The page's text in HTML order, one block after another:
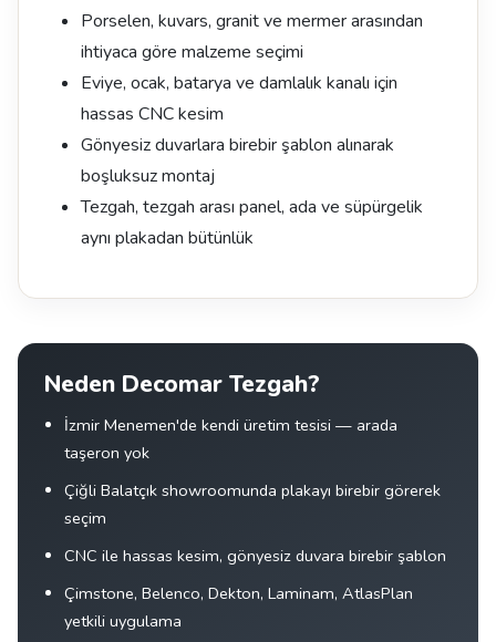
Porselen, kuvars, granit ve mermer arasından
ihtiyaca göre malzeme seçimi
Eviye, ocak, batarya ve damlalık kanalı için
hassas CNC kesim
Gönyesiz duvarlara birebir şablon alınarak
boşluksuz montaj
Tezgah, tezgah arası panel, ada ve süpürgelik
aynı plakadan bütünlük
Neden Decomar Tezgah?
İzmir Menemen'de kendi üretim tesisi — arada
taşeron yok
Çiğli Balatçık showroomunda plakayı birebir görerek
seçim
CNC ile hassas kesim, gönyesiz duvara birebir şablon
Çimstone, Belenco, Dekton, Laminam, AtlasPlan
yetkili uygulama